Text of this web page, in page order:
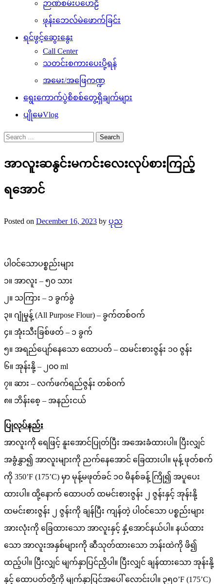
ဉာဏ်စမ်းပဟေဠိ
ဖုန်းဘေလ်မဲဖောက်ခြင်း
ရင်ဖွင့်ဆွေးနွေး
Call Center
သတင်းစကားပေးပို့ရန်
အမေး/အဖြေကဏ္ဍ
ရွေးကောက်ပွဲစိစစ်တွေ့ရှိချက်များ
ပျိုမေVlog
Search
for:
အာလူးဆနွင်းမကင်းလေးလုပ်စားကြည့်
ရအောင်
Posted on December 16, 2023 by ပုည
ပါ၀င်သောပစ္စည်းများ
၁။ အာလူး – ၅၀ သား
၂။ သကြား – ၁ ခွက်ခွဲ
၃။ ဂျုံမှုန့် (All Purpose Flour) – ခွက်တစ်ဝက်
၄။ အုံးသီးခြစ်ဖတ် – ၁ ခွက်
၅။ အရည်ပျော်နေသော ထောပတ် – ထမင်းစားဇွန်း ၁၀ ဇွန်း
၆။ အုန်းနို့ – ၂၀၀ ml
၇။ ဆား – လက်ဖက်ရည်ဇွန်း တစ်၀က်
၈။ ဘိန်းစေ့ – အနည်းငယ်
ပြုလုပ်နည်း
အာလူးကို ရေဖြင့် နူးအောင်ပြုတ်ပြီး အအေးခံထားပါ။ ပြီးလျှင်
အခွံနွှာ၍ အာလူးများကို ညက်နေအောင် ခြေထားပါ။ မုန့် ဖုတ်စက်
ကို 350’F (175’C) မှာ မုန့်မဖုတ်ခင် ၁၀ မိနစ်ခန့် ကြို၍ အပူပေး
ထားပါ။ ထို့နောက် ထောပတ် ထမင်းစားဇွန်း ၂ ဇွန်းနှင့် အုန်းနို့
ထမင်းစားဇွန်း ၂ ဇွန်းကို ချန်ပြီး ကျန်တဲ့ ပါ၀င်သော ပစ္စည်းများ
အားလုံးကို ခြေထားသော အာလူးနှင့် နှံ့အောင်နယ်ပါ။ နယ်ထား
သော အာလူးအနှစ်များကို ဆီသုတ်ထားသော ဘန်းထဲကို ဖိ၍
ထည့်ပါ။ ပြီးလျှင် မျက်နှာပြင်ညှိပါ။ ပြီးလျှင် ချန်ထားသော အုန်းနို့
နှင့် ထောပတ်တို့ကို မျက်နှာပြင်အပေါ် လောင်းပါ။ ၃၅၀’F (175’C)